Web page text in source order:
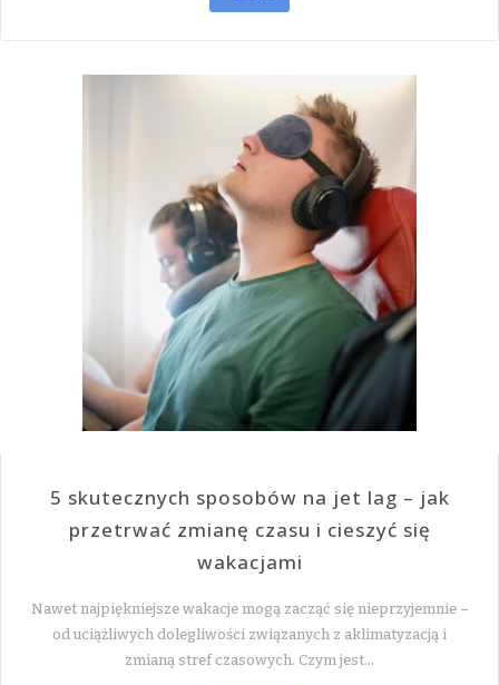
5 skutecznych sposobów na jet lag – jak
przetrwać zmianę czasu i cieszyć się
wakacjami
Nawet najpiękniejsze wakacje mogą zacząć się nieprzyjemnie –
od uciążliwych dolegliwości związanych z aklimatyzacją i
zmianą stref czasowych. Czym jest…